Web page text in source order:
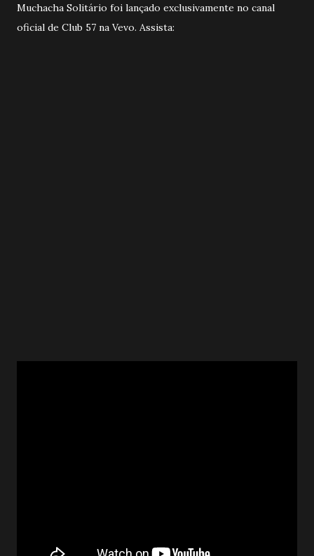
Muchacha Solitário foi lançado exclusivamente no canal
oficial de Club 57 na Vevo. Assista: